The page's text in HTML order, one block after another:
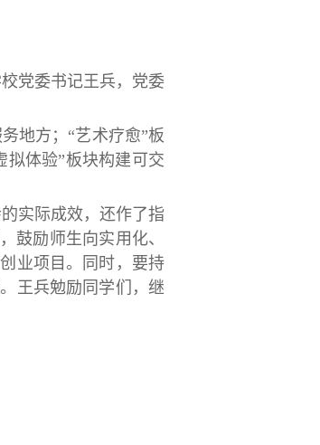
党委书记王兵，党委
地方；“艺术疗愈”板
拟体验”板块构建可交
实际成效，还作了指
鼓励师生向实用化、
业项目。同时，要持
王兵勉励同学们，继